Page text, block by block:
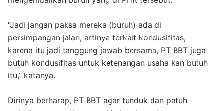
“Jadi jangan paksa mereka (buruh) ada di
persimpangan jalan, artinya terkait kondusifitas,
karena itu jadi tanggung jawab bersama, PT BBT juga
butuh kondusifitas untuk ketenangan usaha kan butuh
itu,” katanya.
Dirinya berharap, PT BBT agar tunduk dan patuh